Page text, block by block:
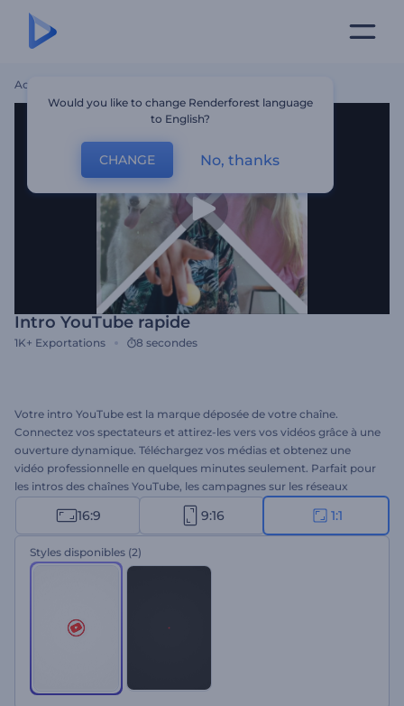
Accueil
Intro YouTube rapide
1K+ Exportations 8 secondes
Votre intro YouTube est la marque déposée de votre chaîne.
Connectez vos spectateurs et attirez-les vers vos vidéos grâce à une
ouverture dynamique. Téléchargez vos médias et obtenez une
vidéo professionnelle en quelques minutes seulement. Parfait pour
les intros des chaînes YouTube, les campagnes sur les réseaux
sociaux, les outros, et bien plus encore. Vous êtes à quelques clics
de créer l'intro la plus attrayante qui soit. Essayez-le maintenant
sans frais ! Ceci est la version avec des conteneurs de vidéo.
16:9 9:16 1:1
Styles disponibles (2)
Would you like to change Renderforest language
to English?
CHANGE No, thanks